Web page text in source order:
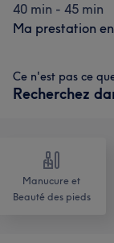
40 min - 45 min
Ma prestation
Ce n'est pas ce
Recherchez
Manucure et
Beauté des pieds